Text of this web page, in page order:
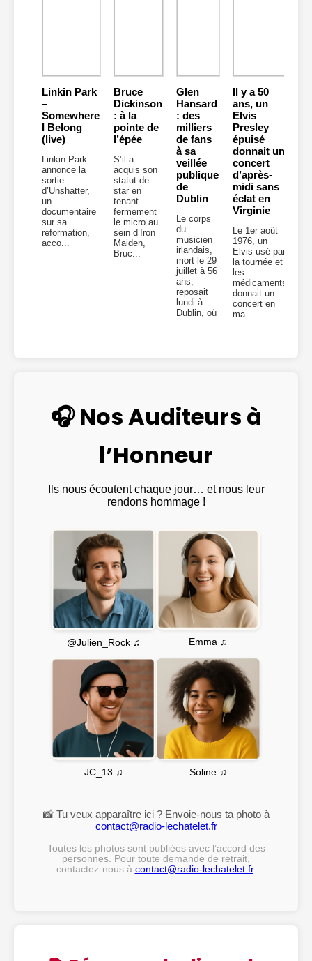
Linkin Park
–
Somewhere
I Belong
(live)
Linkin Park
annonce la
sortie
d’Unshatter,
un
documentaire
sur sa
reformation,
acco...
Bruce
Dickinson
: à la
pointe de
l’épée
S’il a
acquis son
statut de
star en
tenant
fermement
le micro au
sein d’Iron
Maiden,
Bruc...
Glen
Hansard
: des
milliers
de fans
à sa
veillée
publique
de
Dublin
Le corps
du
musicien
irlandais,
mort le 29
juillet à 56
ans,
reposait
lundi à
Dublin, où
...
Il y a 50
ans, un
Elvis
Presley
épuisé
donnait un
concert
d’après-
midi sans
éclat en
Virginie
Le 1er août
1976, un
Elvis usé par
la tournée et
les
médicaments
donnait un
concert en
ma...
🎧 Nos Auditeurs à
l’Honneur
Ils nous écoutent chaque jour… et nous leur
rendons hommage !
@Julien_Rock ♫ Emma ♫
JC_13 ♫ Soline ♫
📸 Tu veux apparaître ici ? Envoie-nous ta photo à
contact@radio-lechatelet.fr
Toutes les photos sont publiées avec l’accord des
personnes. Pour toute demande de retrait,
contactez-nous à contact@radio-lechatelet.fr.